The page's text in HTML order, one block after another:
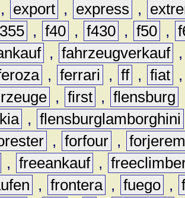
, export , express ,
, f40 , f430 , f50 ,
, fahrzeugverkauf
, ferrari , ff , fiat
, first , flensburg
, flensburglamborghini
, forfour ,
, freeankauf ,
, frontera , fuego ,